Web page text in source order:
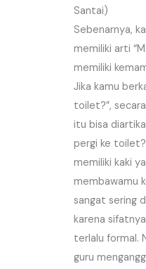
Santai)
Sebenarnya,
memiliki arti
memiliki
Jika kamu
toilet?”,
itu bisa
pergi ke
memiliki kaki
membawamu
sangat sering
karena
terlalu formal.
guru